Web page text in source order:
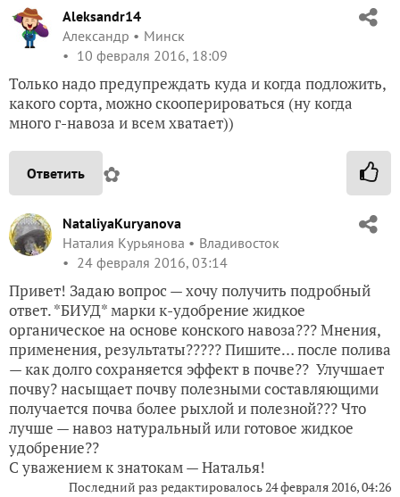
Aleksandr14
Александр
Минск
10 февраля 2016, 18:09
Только надо предупреждать куда и когда подложить,
какого сорта, можно скооперироваться (ну когда
много г-навоза и всем хватает))
Ответить ✿
NataliyaKuryanova
Наталия Курьянова
Владивосток
24 февраля 2016, 03:14
Привет! Задаю вопрос — хочу получить подробный
ответ. *БИУД* марки к-удобрение жидкое
органическое на основе конского навоза??? Мнения,
применения, результаты????? Пишите… после полива
— как долго сохраняется эффект в почве?? Улучшает
почву? насыщает почву полезными составляющими
получается почва более рыхлой и полезной??? Что
лучше — навоз натуральный или готовое жидкое
удобрение??
С уважением к знатокам — Наталья!
Последний раз редактировалось24 февраля 2016, 04:26